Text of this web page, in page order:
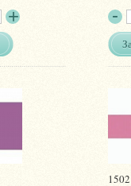
1502